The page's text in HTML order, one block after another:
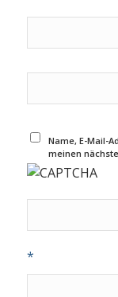
Name, E-Mail-
meinen
*